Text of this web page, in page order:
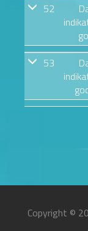
52
53
Copyright ©